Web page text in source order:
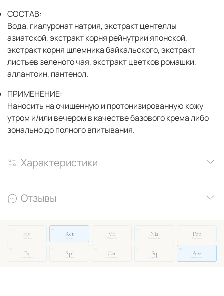
СОСТАВ:
Вода, гиалуронат натрия, экстракт центеллы
азиатской, экстракт корня рейнутрии японской,
экстракт корня шлемника байкальского, экстракт
листьев зеленого чая, экстракт цветков ромашки,
аллантоин, пантенол.
ПРИМЕНЕНИЕ:
Наносить на очищенную и протонизированную кожу
утром и/или вечером в качестве базового крема либо
зонально до полного впитывания.
Характеристики
Отзывы
14
Hy
Hyaluronic
03
Ret
Retinol
Vit
Vitamin C
Nia
Niacinamide
Pep
Peptides
Ex
Exosomes
Spf
SPF Filter
Cer
Ceramides
46
Sq
Squalane
88
Aze
Azelaic Ac.